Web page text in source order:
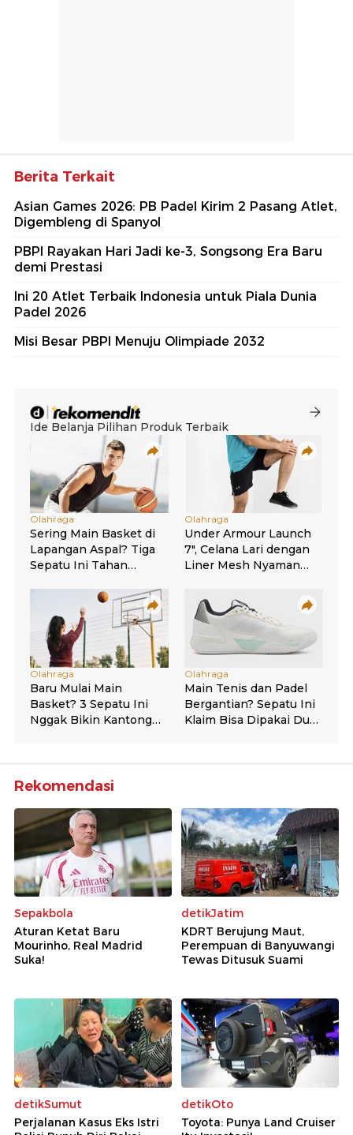
Berita Terkait
Asian Games 2026: PB Padel Kirim 2 Pasang Atlet,
Digembleng di Spanyol
PBPI Rayakan Hari Jadi ke-3, Songsong Era Baru
demi Prestasi
Ini 20 Atlet Terbaik Indonesia untuk Piala Dunia
Padel 2026
Misi Besar PBPI Menuju Olimpiade 2032
Rekomendasi
Sepakbola
Aturan Ketat Baru
Mourinho, Real Madrid
Suka!
detikJatim
KDRT Berujung Maut,
Perempuan di Banyuwangi
Tewas Ditusuk Suami
detikSumut
Perjalanan Kasus Eks Istri
detikOto
Toyota: Punya Land Cruiser